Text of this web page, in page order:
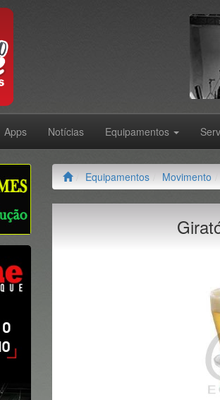
Apps Notícias Equipamentos
Equipamentos Movimento